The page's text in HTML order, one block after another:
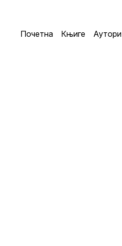
Почетна Књиге Аутори